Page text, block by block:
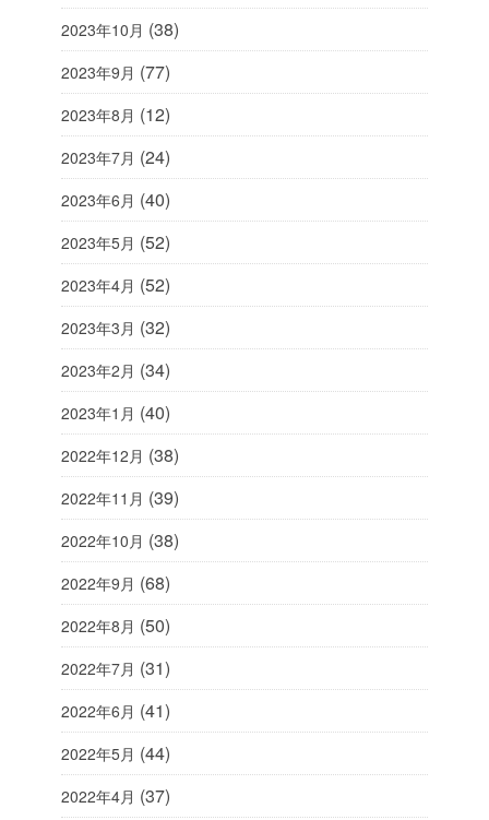
2023年10月 (38)
2023年9月 (77)
2023年8月 (12)
2023年7月 (24)
2023年6月 (40)
2023年5月 (52)
2023年4月 (52)
2023年3月 (32)
2023年2月 (34)
2023年1月 (40)
2022年12月 (38)
2022年11月 (39)
2022年10月 (38)
2022年9月 (68)
2022年8月 (50)
2022年7月 (31)
2022年6月 (41)
2022年5月 (44)
2022年4月 (37)